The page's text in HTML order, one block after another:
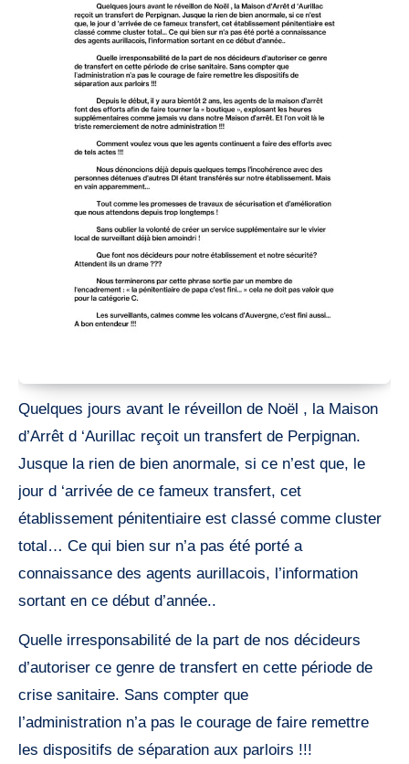
Quelques jours avant le réveillon de Noël , la Maison
d’Arrêt d ‘Aurillac reçoit un transfert de Perpignan.
Jusque la rien de bien anormale, si ce n’est que, le
jour d ‘arrivée de ce fameux transfert, cet
établissement pénitentiaire est classé comme cluster
total… Ce qui bien sur n’a pas été porté a
connaissance des agents aurillacois, l’information
sortant en ce début d’année..
Quelle irresponsabilité de la part de nos décideurs
d’autoriser ce genre de transfert en cette période de
crise sanitaire. Sans compter que
l’administration n’a pas le courage de faire remettre
les dispositifs de séparation aux parloirs !!!